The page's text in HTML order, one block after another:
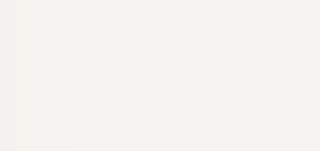
BMD 37)